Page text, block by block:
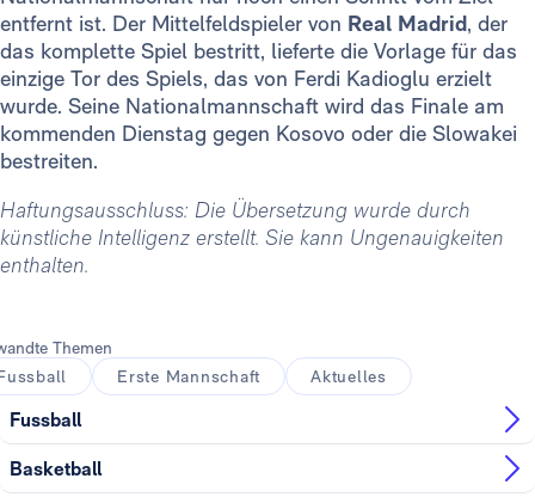
entfernt ist. Der Mittelfeldspieler von Real Madrid, der
das komplette Spiel bestritt, lieferte die Vorlage für das
einzige Tor des Spiels, das von Ferdi Kadioglu erzielt
wurde. Seine Nationalmannschaft wird das Finale am
kommenden Dienstag gegen Kosovo oder die Slowakei
bestreiten.
Haftungsausschluss: Die Übersetzung wurde durch
künstliche Intelligenz erstellt. Sie kann Ungenauigkeiten
enthalten.
Themen
Erste Mannschaft Aktuelles
Fussball
Basketball